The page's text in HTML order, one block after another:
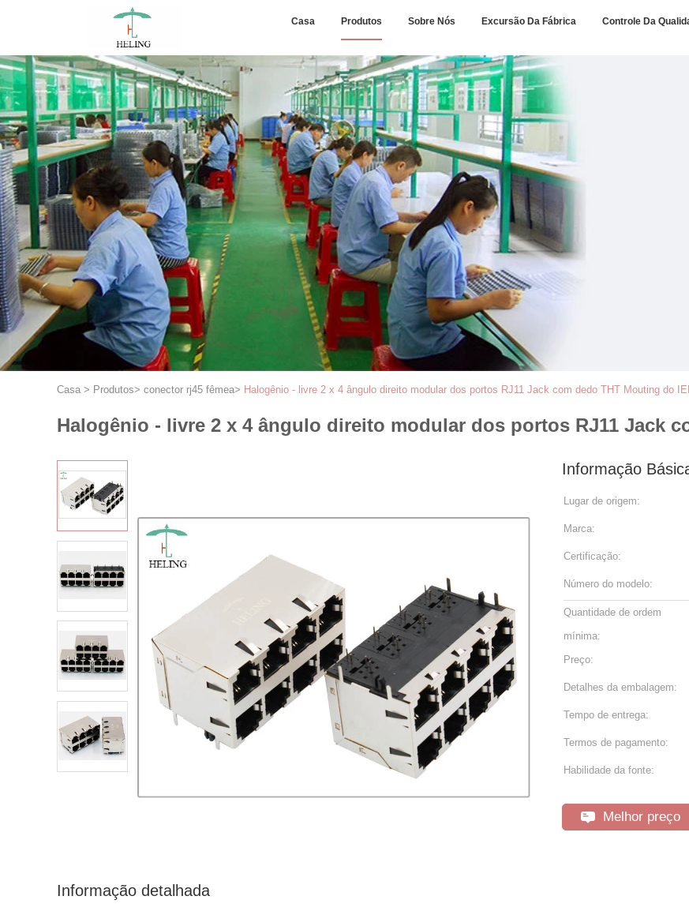
Casa Produtos Sobre Nós Excursão Da Fábrica Controle Da
Casa > Produtos> conector rj45 fêmea> Halogênio - livre 2 x 4 ângulo direito modular dos portos RJ11 Jack com dedo THT Mouting do
Halogênio - livre 2 x 4 ângulo direito modular dos portos RJ11 Jack
Informação
Lugar de origem:
Marca:
Certificação:
Número do modelo:
Quantidade de ordem
mínima:
Preço:
Detalhes da embalagem:
Tempo de entrega:
Termos de pagamento:
Habilidade da fonte:
Melhor preço
Informação detalhada